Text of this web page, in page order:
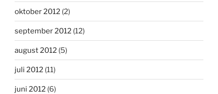
oktober 2012 (2)
september 2012 (12)
august 2012 (5)
juli 2012 (11)
juni 2012 (6)